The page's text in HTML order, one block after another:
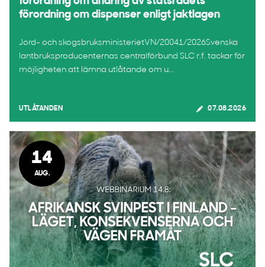
förordning om dispenser enligt jaktlagen
Jord- och skogsbruksministerietVN/20041/2026Svenska
lantbruksproducenternas centralförbund SLC r.f. tackar för
möjligheten att lämna utlåtande om u...
UTLÅTANDEN 07.08.2026
14
AUG.